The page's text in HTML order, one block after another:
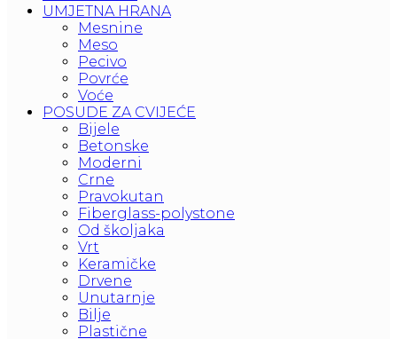
UMJETNA HRANA
Mesnine
Meso
Pecivo
Povrće
Voće
POSUDE ZA CVIJEĆE
Bijele
Betonske
Moderni
Crne
Pravokutan
Fiberglass-polystone
Od školjaka
Vrt
Keramičke
Drvene
Unutarnje
Bilje
Plastične